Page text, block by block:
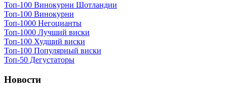
Топ-100 Винокурни Шотландии
Топ-100 Винокурни
Топ-1000 Негоцианты
Топ-1000 Лучший виски
Топ-100 Худший виски
Топ-100 Популярный виски
Топ-50 Дегустаторы
Новости